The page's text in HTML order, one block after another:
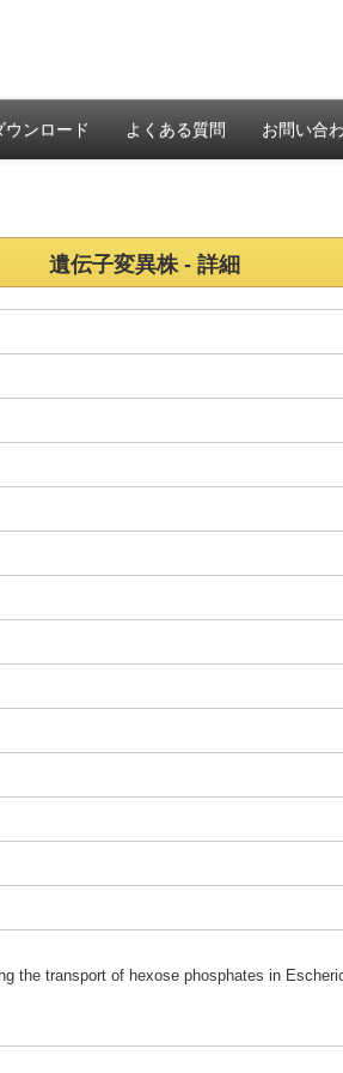
ウンロード よくある質問 お問い合
遺伝子変異株 - 詳細
the transport of hexose phosphates in Esche